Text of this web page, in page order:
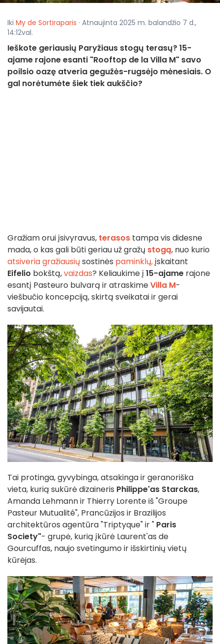
Iki My de Sortiraparis · Atnaujinta 2025 m. balandžio 7 d.,
14:12val.
Ieškote geriausių Paryžiaus stogų terasų? 15-
ajame rajone esanti "Rooftop de la Villa M" savo
poilsio oazę atveria gegužės-rugsėjo mėnesiais. O
gal norėtumėte šiek tiek aukščio?
Gražiam orui įsivyravus, terasos tampa vis didesne
mada, o kas gali būti geriau už gražų stogą, nuo kurio
atsiveria gražiausių sostinės paminklų,įskaitant
Eifelio bokštą,vaizdas? Keliaukime į 15-ajame rajone
esantį Pasteuro bulvarą ir atraskimeVilla M-
viešbučio koncepciją, skirtą sveikatai ir gerai
savijautai.
Tai protinga, gyvybinga, atsakinga ir geranoriška
vieta, kurią sukūrė dizaineris Philippe'as Starckas,
Amanda Lehmann ir Thierry Lorente iš "Groupe
Pasteur Mutualité", Prancūzijos ir Brazilijos
architektūros agentūra "Triptyque" ir " Paris
Society"- grupė, kurią įkūrė Laurent'as de
Gourcuffas, naujo svetingumo ir išskirtinių vietų
kūrėjas.